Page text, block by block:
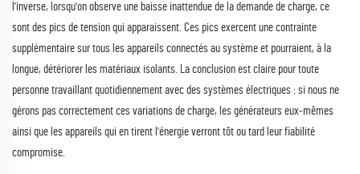
l'inverse, lorsqu'on observe une baisse inattendue de la demande de charge, ce
sont des pics de tension qui apparaissent. Ces pics exercent une contrainte
supplémentaire sur tous les appareils connectés au système et pourraient, à la
longue, détériorer les matériaux isolants. La conclusion est claire pour toute
personne travaillant quotidiennement avec des systèmes électriques : si nous ne
gérons pas correctement ces variations de charge, les générateurs eux-mêmes
ainsi que les appareils qui en tirent l'énergie verront tôt ou tard leur fiabilité
compromise.